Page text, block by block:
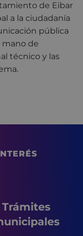
de Eibar
a la ciudadanía
pública
mano de
técnico y las
Trámites